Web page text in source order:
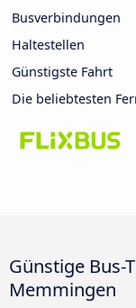
Busverbindungen
Haltestellen
Günstigste Fahrt
Die beliebtesten
Günstige Bus-
Memmingen